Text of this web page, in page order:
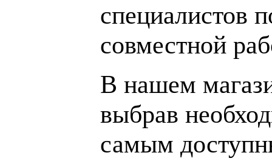
специалистов
совместной
В нашем
выбрав
самым